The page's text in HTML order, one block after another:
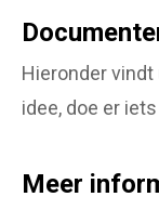
Hieronder vindt
idee, doe er iets
Meer